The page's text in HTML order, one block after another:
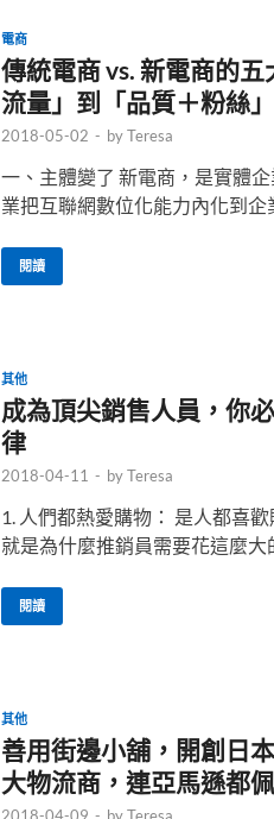
電商
傳統電商 vs. 新電商的
流量」到「品質＋粉絲」
2018-05-02 - byTeresa
一、主體變了 新電商，是實體
業把互聯網數位化能力內化到企
閱讀
其他
成為頂尖銷售人員，你
律
2018-04-11 - byTeresa
1. 人們都熱愛購物： 是人都喜
就是為什麼推銷員需要花這麼大
閱讀
其他
善用街邊小舖，開創日
大物流商，連亞馬遜都
2018-04-09 - byTeresa